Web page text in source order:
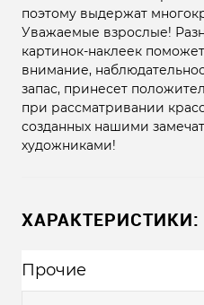
поэтому выдержат
Уважаемые взрослые!
картинок-наклеек
внимание,
запас, принесет
при рассматривании
созданных нашими
художниками!
ХАРАКТЕРИСТИКИ:
Прочие